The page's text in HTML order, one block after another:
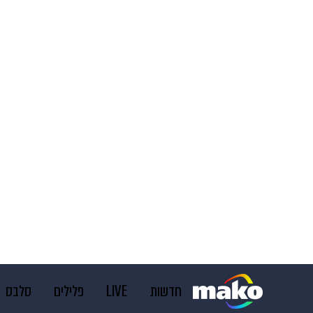
חדשות LIVE פלילים סלבס